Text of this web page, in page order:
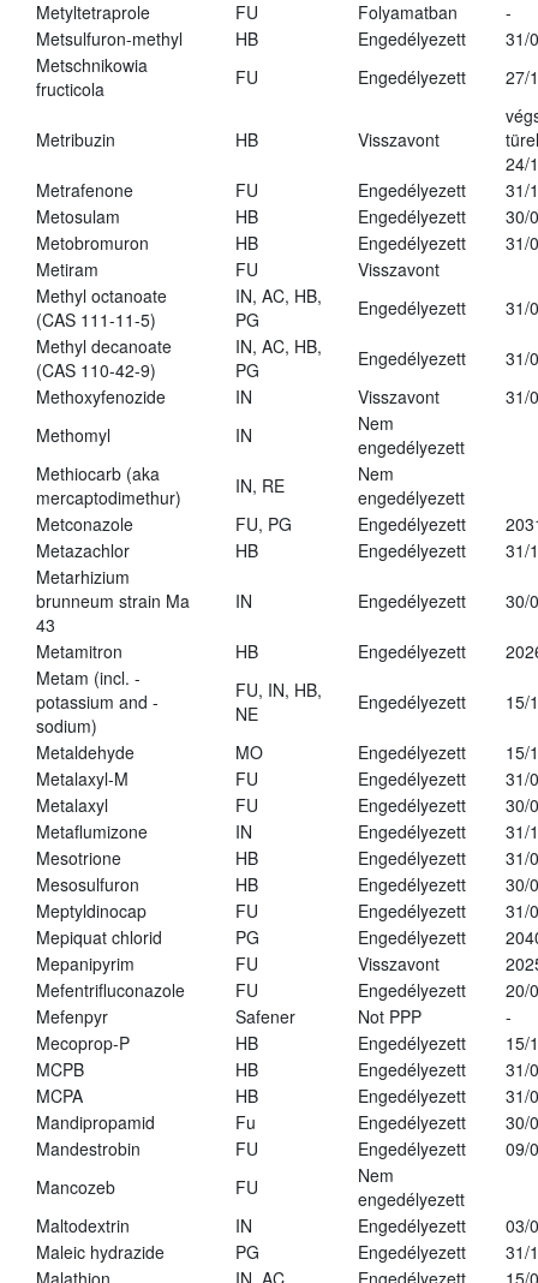
Metyltetraprole
FU Folyamatban
-
Metsulfuron-methyl
HB Engedélyezett
31/
Metschnikowia
fructicola
FU Engedélyezett 27/
Metribuzin HB Visszavont
24/
Metrafenone
FU Engedélyezett
31/
Metosulam
HB Engedélyezett
30/
Metobromuron
HB Engedélyezett
31/
Metiram
FU
Visszavont
Methyl octanoate
(CAS 111-11-5)
IN, AC, HB,
PG
Engedélyezett
31/
Methyl decanoate
(CAS 110-42-9)
IN, AC, HB,
PG
Engedélyezett
31/
Methoxyfenozide
IN Visszavont
31/
Methomyl
IN
Nem
engedélyezett
Methiocarb (aka
mercaptodimethur)
IN, RE
Nem
engedélyezett
Metconazole
FU, PG Engedélyezett
Metazachlor
HB Engedélyezett
31/
Metarhizium
brunneum strain Ma
43
IN Engedélyezett 30/
Metamitron HB Engedélyezett
Metam (incl. -
potassium and -
sodium)
FU, IN, HB,
NE
Engedélyezett 15/
Metaldehyde MO Engedélyezett
15/
Metalaxyl-M
FU Engedélyezett
31/
Metalaxyl
FU Engedélyezett
30/
Metaflumizone
IN Engedélyezett
31/
Mesotrione
HB Engedélyezett
31/
Mesosulfuron
HB Engedélyezett
30/
Meptyldinocap
FU Engedélyezett
31/
Mepiquat chlorid
PG Engedélyezett
Mepanipyrim
FU Visszavont
Mefentrifluconazole
FU Engedélyezett
20/
Mefenpyr
Safener Not PPP
-
Mecoprop-P
HB Engedélyezett
15/
MCPB
HB Engedélyezett
31/
MCPA
HB Engedélyezett
31/
Mandipropamid
Fu Engedélyezett
30/
Mandestrobin
FU Engedélyezett
09/
Mancozeb
FU
Nem
engedélyezett
Maltodextrin
IN Engedélyezett
03/
Maleic hydrazide
PG Engedélyezett
31/